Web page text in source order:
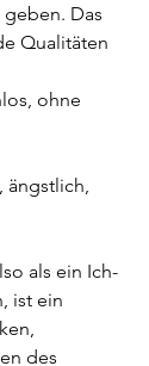
Das
Qualitäten
ohne
ängstlich,
als ein Ich-
ist ein
des